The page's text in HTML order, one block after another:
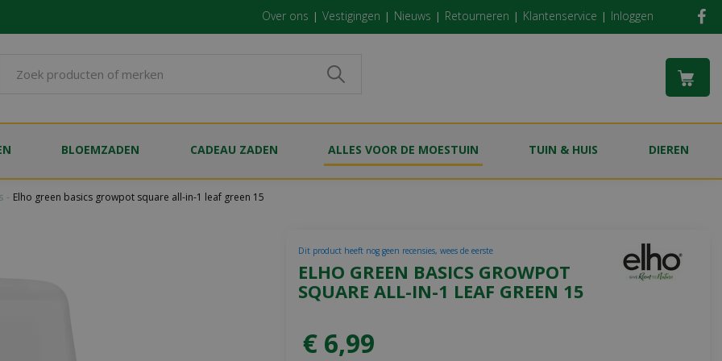
Elho green basics growpot square all-in-1 leaf green 15
Over ons Vestigingen Nieuws Retourneren Klantenservice Inloggen
BLOEMZADEN CADEAU ZADEN ALLES VOOR DE MOESTUIN TUIN & HUIS DIEREN
ELHO GREEN BASICS GROWPOT
SQUARE ALL-IN-1 LEAF GREEN 15
Dit product heeft nog geen recensies, wees de eerste
€ 6,99